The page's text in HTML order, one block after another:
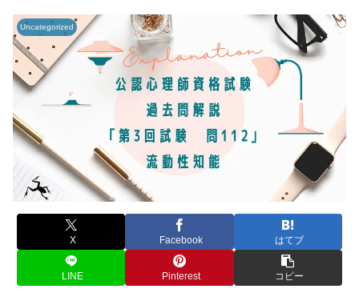
Uncategorized
X Facebook はてブ
LINE Pinterest コピー